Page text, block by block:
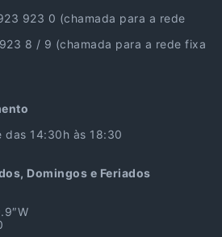
923 0 (chamada para a rede
8 / 9 (chamada para a rede fixa
das 14:30h às 18:30
Domingos e Feriados